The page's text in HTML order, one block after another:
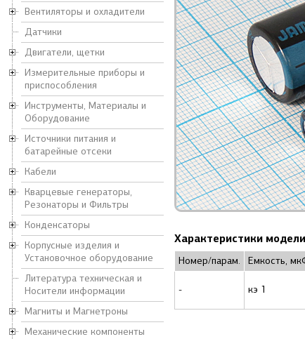
Вентиляторы и охладители
Датчики
Двигатели, щетки
Измерительные приборы и
приспособления
Инструменты, Материалы и
Оборудование
Источники питания и
батарейные отсеки
Кабели
Кварцевые генераторы,
Резонаторы и Фильтры
Конденсаторы
Корпусные изделия и
Установочное оборудование
Литература техническая и
Носители информации
Магниты и Магнетроны
Механические компоненты
Характеристики модели
Номер/парам. Емкость,
- кэ 1